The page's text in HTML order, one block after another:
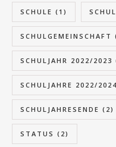
SCHULE (1)
SCHULGEMEINSCHAFT
SCHULJAHR 2022/2023
SCHULJAHRE 2022/2024
SCHULJAHRESENDE (2)
STATUS (2)